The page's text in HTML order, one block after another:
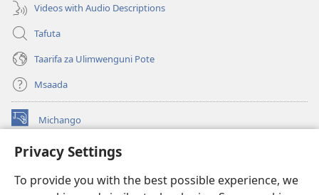
Privacy Settings
To provide you with the best possible experience, we
Videos with Audio Descriptions
Tafuta
Taarifa za Ulimwenguni Pote
Msaada
Michango
(opens
window)Watchtower MAKTABA KWENYE MTANDAO™
new
JW Hub ®